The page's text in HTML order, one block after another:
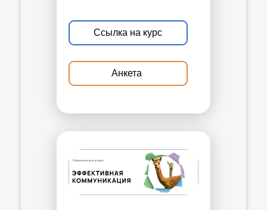
Ссылка на курс
Анкета